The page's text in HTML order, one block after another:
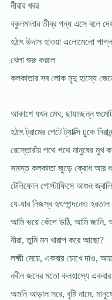
নীরার খবর
বকুলমালার তীব্র গন্ধ এসে বলে
হঠাৎ উদাস হাওয়া এলোমেলো
খেলা শুরু করলে
কলকাতার সব লোক মৃদু হাস্যে
আকাশে যখন মেঘ, ছায়াচ্ছন্ন
হঠাৎ ট্রামের পেটে ট্যাক্সি ঢুকে
রেস্তোরাঁয় পথে পথে মানুষের মুখ
সমস্ত কলকাতা জুড়ে ক্রোধ আর
টেলিফোন পোস্টাফিসে আগুন
যে-যার নিজস্ব হৃৎস্পন্দনেও
আমি ভয়ে কেঁপে উঠি, আমি জানি,
নীরা, তুমি মন খারাপ করে আছো?
লক্ষ্মী মেয়ে, একবার চোখে দাও,
নবীন জনের মতো কলহাস্যে
অমনি আড়াল সরে, বৃষ্টি নামে,